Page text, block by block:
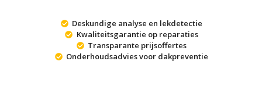
Deskundige analyse en lekdetectie
Kwaliteitsgarantie op reparaties
Transparante prijsoffertes
Onderhoudsadvies voor dakpreventie